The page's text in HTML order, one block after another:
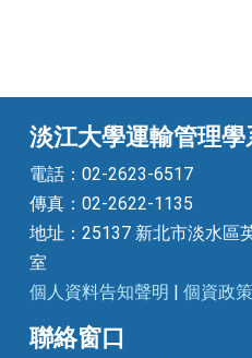
淡江大學運輸管理學
電話：02-2623-6517
傳真：02-2622-1135
地址：25137 新北市淡水區
室
個人資料告知聲明 | 個資政策
聯絡窗口